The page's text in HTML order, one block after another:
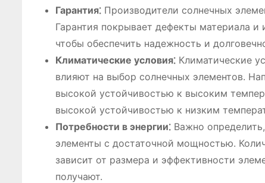
Гарантия⁚ Производители солнечных
Гарантия покрывает дефекты материала и
чтобы обеспечить надежность и
Климатические условия⁚ Климатические
влияют на выбор солнечных элементов.
высокой устойчивостью к высоким
высокой устойчивостью к низким
Потребности в энергии⁚ Важно
элементы с достаточной мощностью.
зависит от размера и эффективности
получают.